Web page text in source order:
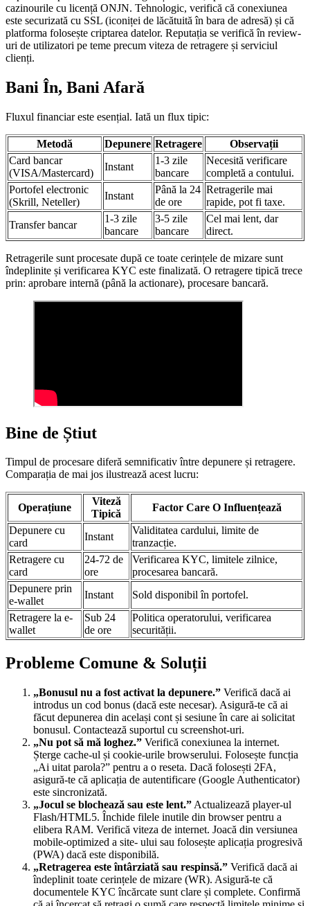
cazinourile cu licență ONJN. Tehnologic, verifică că conexiunea
este securizată cu SSL (iconiței de lăcătuită în bara de adresă) și că
platforma folosește criptarea datelor. Reputația se verifică în review-
uri de utilizatori pe teme precum viteza de retragere și serviciul
clienți.
Bani În, Bani Afară
Fluxul financiar este esențial. Iată un flux tipic:
Metodă Depunere Retragere
Observații
Card bancar
(VISA/Mastercard)
Instant
1-3 zile
bancare
Necesită verificare
completă a contului.
Portofel electronic
(Skrill, Neteller)
Instant
Până la 24
de ore
Retragerile mai
rapide, pot fi taxe.
Transfer bancar
1-3 zile
bancare
3-5 zile
bancare
Cel mai lent, dar
direct.
Retragerile sunt procesate după ce toate cerințele de mizare sunt
îndeplinite și verificarea KYC este finalizată. O retragere tipică trece
prin: aprobare internă (până la actionare), procesare bancară.
Bine de Știut
Timpul de procesare diferă semnificativ între depunere și retragere.
Comparația de mai jos ilustrează acest lucru:
Operațiune
Viteză
Tipică
Factor Care O Influențează
Depunere cu
card
Instant
Validitatea cardului, limite de
tranzacție.
Retragere cu
card
24-72 de
ore
Verificarea KYC, limitele zilnice,
procesarea bancară.
Depunere prin
e-wallet
Instant
Sold disponibil în portofel.
Retragere la e-
wallet
Sub 24
de ore
Politica operatorului, verificarea
securității.
Probleme Comune & Soluții
„Bonusul nu a fost activat la depunere.” Verifică dacă ai
introdus un cod bonus (dacă este necesar). Asigură-te că ai
făcut depunerea din același cont și sesiune în care ai solicitat
bonusul. Contactează suportul cu screenshot-uri.
„Nu pot să mă loghez.” Verifică conexiunea la internet.
Șterge cache-ul și cookie-urile browserului. Folosește funcția
„Ai uitat parola?” pentru a o reseta. Dacă folosești 2FA,
asigură-te că aplicația de autentificare (Google Authenticator)
este sincronizată.
„Jocul se blochează sau este lent.” Actualizează player-ul
Flash/HTML5. Închide filele inutile din browser pentru a
elibera RAM. Verifică viteza de internet. Joacă din versiunea
mobile-optimized a site- ului sau folosește aplicația progresivă
(PWA) dacă este disponibilă.
„Retragerea este întârziată sau respinsă.” Verifică dacă ai
îndeplinit toate cerințele de mizare (WR). Asigură-te că
documentele KYC încărcate sunt clare și complete. Confirmă